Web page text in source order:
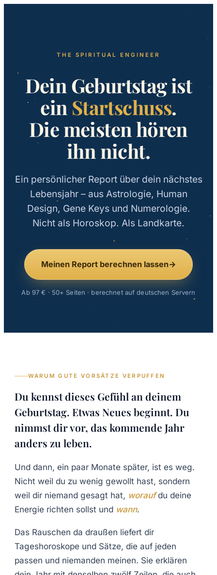
THE SPIRITUAL ENGINEER
Dein Geburtstag ist
ein Startschuss.
Die meisten hören
ihn nicht.
Ein persönlicher Report über dein nächstes
Lebensjahr – aus Astrologie, Human
Design, Gene Keys und Numerologie.
Nicht als Horoskop. Als Landkarte.
Meinen Report berechnen lassen→
Ab 97 € · 50+ Seiten · berechnet auf deutschen Servern
WARUM GUTE VORSÄTZE VERPUFFEN
Du kennst dieses Gefühl an deinem
Geburtstag. Etwas Neues beginnt. Du
nimmst dir vor, das kommende Jahr
anders zu leben.
Und dann, ein paar Monate später, ist es weg.
Nicht weil du zu wenig gewollt hast, sondern
weil dir niemand gesagt hat, woraufdu deine
Energie richten sollst und wann.
Das Rauschen da draußen liefert dir
Tageshoroskope und Sätze, die auf jeden
passen und niemanden meinen. Sie erklären